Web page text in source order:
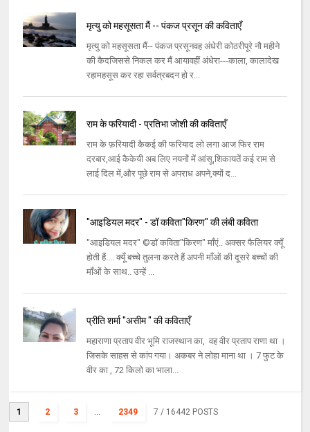
मृत्यु को महसूसता मैं -- पंकज प्रसून की कविताएँ
मृत्यु को महसूसता मैं-- पंकज प्रसूनवह अंधेरी कोठरीपूरे नौ महीने
की कैदजिससे निकल कर मैं आयावहीं अंधेरा---काला, कालादेख
रहामहसूस कर रहा सर्वत्रबदन हो र...
राम के फरियादी - प्रतिभा जोशी की कविताएँ
राम के फ़रियादी कैकई की फरियाद लो लगा आज फिर राम
दरबार,आई कैकेयी अब लिए नयनों में आंसू,शिकायतें कई राम से
लाई दिल में,और पूछे राम से अपराध अपने,क्यों द...
"आइडियल मदर" - डॉ कविता"किरण" की लंबी कविता
"आइडियल मदर" ©डॉ कविता"किरण" माँएं.. अक्सर फैलियर क्यूँ
होती हैं.... क्यूँ बच्चे तुलना करते हैं अपनी माँओं की दूसरे बच्चों की
माँओं के साथ.. उन्हें ...
प्रीति शर्मा "असीम " की कविताएँ
महाराणा प्रताप वीर भूमि राजस्थान का, वह वीर प्रताप राणा था ।
जिसके साहस से कांप गया। अकबर ने लोहा माना था । 7 फुट के
वीर का , 72 किलो का भाला...
1 2 3 ... 2349 7 / 16442 POSTS